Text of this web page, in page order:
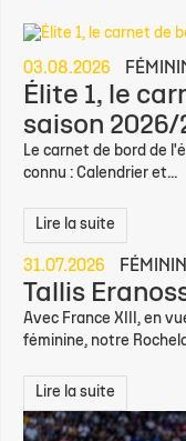
03.08.2026
Élite 1, le
saison 2026/
Le carnet de bord de
connu : Calendrier et...
Lire la suite
31.07.2026
Tallis
Avec France XIII, en
féminine, notre
Lire la suite